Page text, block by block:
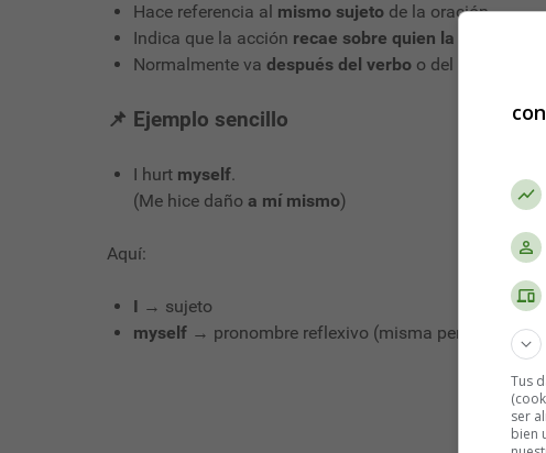
Hace referencia al mismo sujeto de la oración
Indica que la acción recae sobre quien la realiza
Normalmente va después del verbo o del objeto
📌 Ejemplo sencillo
I hurt myself.
(Me hice daño a mí mismo)
Aquí:
I → sujeto
myself → pronombre reflexivo (misma persona)
Tus
ser
bien